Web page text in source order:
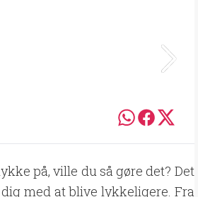
på, ville du så gøre det? Det
med at blive lykkeligere. Fra